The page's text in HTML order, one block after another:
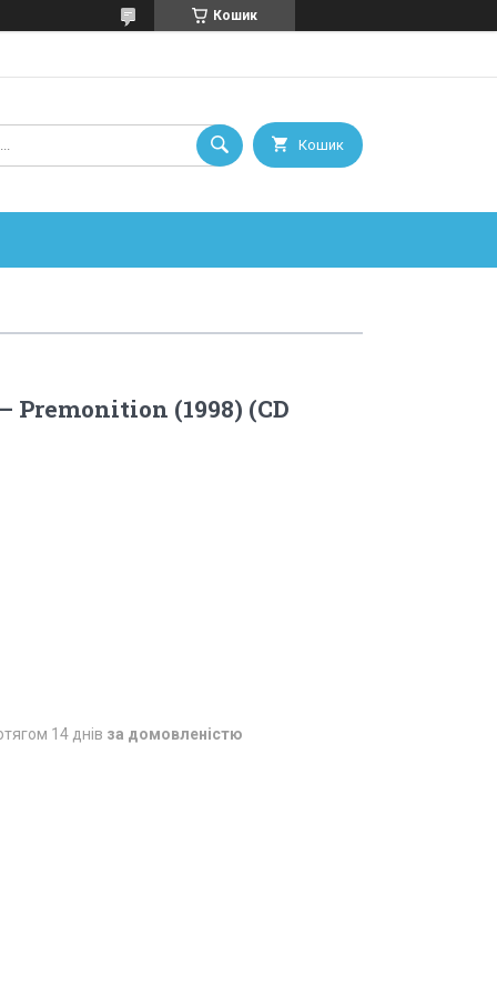
Кошик
Кошик
Premonition (1998) (CD
14 днів за домовленістю